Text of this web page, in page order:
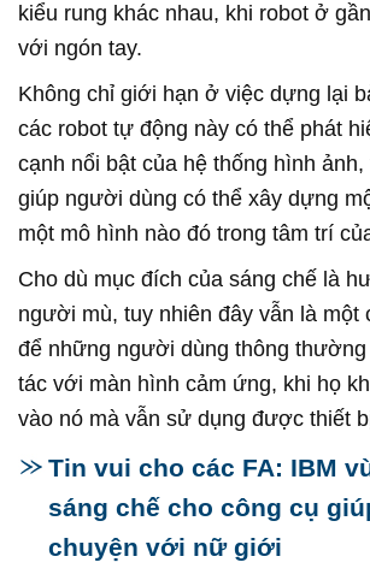
kiểu rung khác nhau, khi robot ở
với ngón tay.
Không chỉ giới hạn ở việc dựng lại
các robot tự động này có thể phát
cạnh nổi bật của hệ thống hình
giúp người dùng có thể xây dựng
một mô hình nào đó trong tâm trí
Cho dù mục đích của sáng chế là
người mù, tuy nhiên đây vẫn là một
để những người dùng thông
tác với màn hình cảm ứng, khi họ
vào nó mà vẫn sử dụng được thiết
Tin vui cho các FA: IBM
sáng chế cho công cụ
chuyện với nữ giới